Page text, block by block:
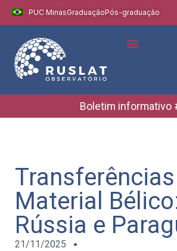
PUC MinasGraduaçãoPós-graduação
Boletim informativo
Material
Rússia e
21/11/2025